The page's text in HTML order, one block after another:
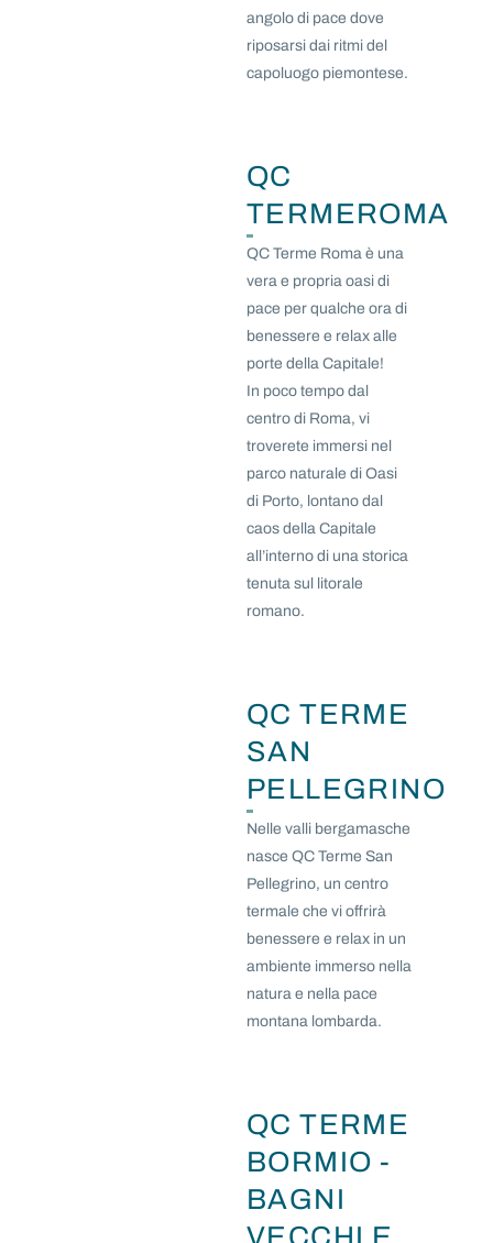
angolo di pace dove
riposarsi dai ritmi del
capoluogo piemontese.
QC
TERMEROMA
QC Terme Roma è una
vera e propria oasi di
pace per qualche ora di
benessere e relax alle
porte della Capitale!
In poco tempo dal
centro di Roma, vi
troverete immersi nel
parco naturale di Oasi
di Porto, lontano dal
caos della Capitale
all’interno di una storica
tenuta sul litorale
romano.
QC TERME
SAN
PELLEGRINO
Nelle valli bergamasche
nasce QC Terme San
Pellegrino, un centro
termale che vi offrirà
benessere e relax in un
ambiente immerso nella
natura e nella pace
montana lombarda.
QC TERME
BORMIO -
BAGNI
VECCHI E